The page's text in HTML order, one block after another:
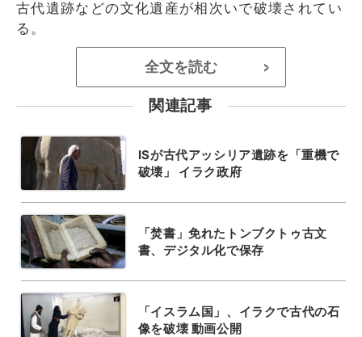
古代遺跡などの文化遺産が相次いで破壊されてい
る。
全文を読む >
関連記事
ISが古代アッシリア遺跡を「重機で
破壊」 イラク政府
「焚書」免れたトンブクトゥ古文
書、デジタル化で保存
「イスラム国」、イラクで古代の石
像を破壊 動画公開